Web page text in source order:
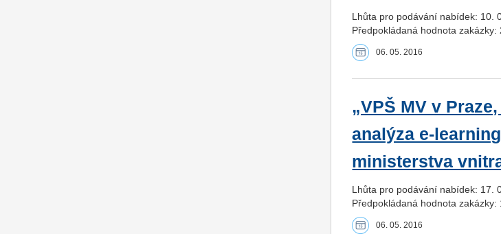
Lhůta pro podávání nabídek: 10.
Předpokládaná hodnota zakázky:
06. 05. 2016
„VPŠ MV v
analýza e-
ministerstva
Lhůta pro podávání nabídek: 17.
Předpokládaná hodnota zakázky:
06. 05. 2016